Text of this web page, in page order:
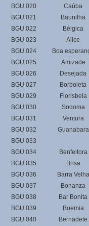
BGU 020
Caúba
BGU 021
Baunilha
BGU 022
Bélgica
BGU 023
Alice
BGU 024
Boa
BGU 025
Amizade
BGU 026
Desejada
BGU 027
Borboleta
BGU 029
Florisbela
BGU 030
Sodoma
BGU 031
Ventura
BGU 032
Guanabara
BGU 033
BGU 034
Benfeitora
BGU 035
Brisa
BGU 036
Barra Velha
BGU 037
Bonanza
BGU 038
Bar Bonita
BGU 039
Boemia
BGU 040
Bernadete